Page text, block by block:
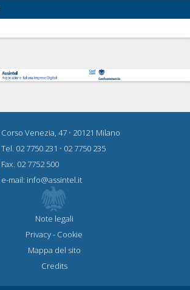
Corso Venezia, 47 • 20121 Milano
Tel. 02 7750.231 • 02 7750 235
Fax. 02 7752 500
e-mail: info@assintel.it
Note legali
Privacy- Cookie
Mappa del sito
Credits